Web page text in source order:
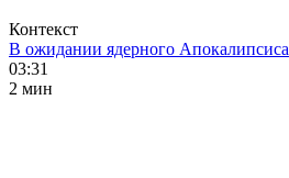
Контекст
В ожидании ядерного Апокалипсиса
03:31
2 мин